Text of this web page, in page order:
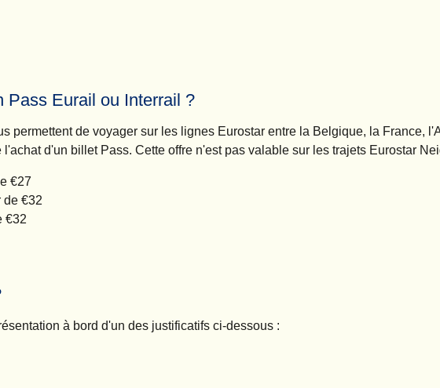
Pass Eurail ou Interrail ?
permettent de voyager sur les lignes Eurostar entre la Belgique, la France,
l'achat d'un billet Pass. Cette offre n'est pas valable sur les trajets Eurostar
€27
de €32
€32
à bord d'un des justificatifs ci-dessous :